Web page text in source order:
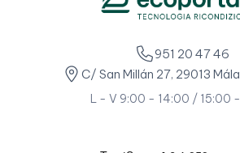
951 20 47 46
C/ San Millán 27, 29013
L - V 9:00 - 14:00 / 15:00